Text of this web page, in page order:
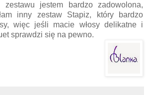
jestem bardzo zadowolona,
inny zestaw Stapiz, który bardzo
więc jeśli macie włosy delikatne i
sprawdzi się na pewno.